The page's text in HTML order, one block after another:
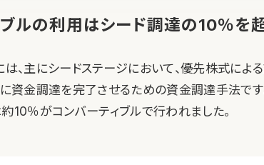
ルの利用はシード調達の10％を
は、主にシードステージにおいて、優先株式によ
に資金調達を完了させるための資金調達手法で
10％がコンバーティブルで行われました。